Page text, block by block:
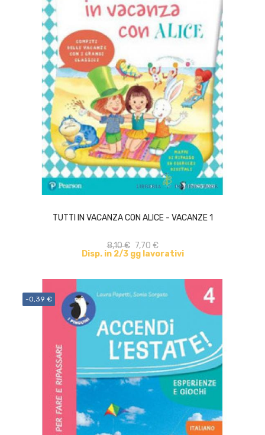
TUTTI IN VACANZA CON ALICE - VACANZE 1
8,10 € 7,70 €
Disp. in 2/3 gg lavorativi
-0,39 €